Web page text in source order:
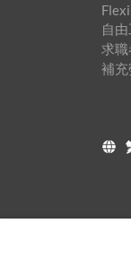
自
求職
補充